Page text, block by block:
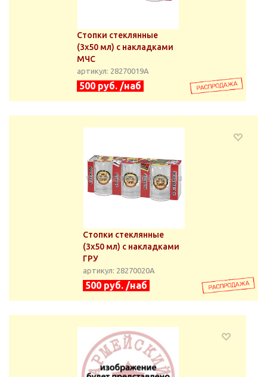
Стопки стеклянные
(3x50 мл) с накладками
МЧС
артикул: 28270019А
500 руб. /наб
Стопки стеклянные
(3x50 мл) с накладками
ГРУ
артикул: 28270020А
500 руб. /наб